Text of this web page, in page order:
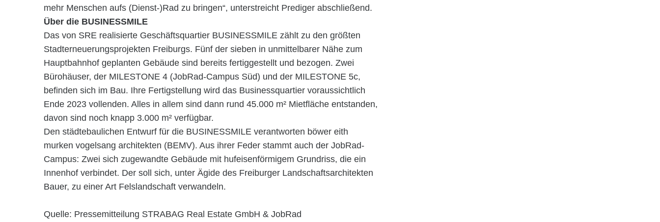
mehr Menschen aufs (Dienst-)Rad zu bringen“, unterstreicht Prediger abschließend.
Über die BUSINESSMILE
Das von SRE realisierte Geschäftsquartier BUSINESSMILE zählt zu den größten
Stadterneuerungsprojekten Freiburgs. Fünf der sieben in unmittelbarer Nähe zum
Hauptbahnhof geplanten Gebäude sind bereits fertiggestellt und bezogen. Zwei
Bürohäuser, der MILESTONE 4 (JobRad-Campus Süd) und der MILESTONE 5c,
befinden sich im Bau. Ihre Fertigstellung wird das Businessquartier voraussichtlich
Ende 2023 vollenden. Alles in allem sind dann rund 45.000 m² Mietfläche entstanden,
davon sind noch knapp 3.000 m² verfügbar.
Den städtebaulichen Entwurf für die BUSINESSMILE verantworten böwer eith
murken vogelsang architekten (BEMV). Aus ihrer Feder stammt auch der JobRad-
Campus: Zwei sich zugewandte Gebäude mit hufeisenförmigem Grundriss, die ein
Innenhof verbindet. Der soll sich, unter Ägide des Freiburger Landschaftsarchitekten
Bauer, zu einer Art Felslandschaft verwandeln.
Quelle: Pressemitteilung STRABAG Real Estate GmbH & JobRad